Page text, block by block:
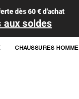
dès 60 € d'achat
aux soldes
CHAUSSURES HOMME